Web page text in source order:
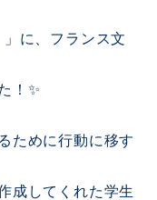
に、 フランス文
！✨
ために行動に移す
成してくれた学生